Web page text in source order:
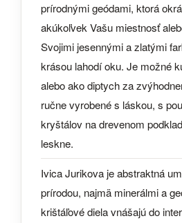
prírodnými geódami, ktorá
akúkoľvek Vašu miestnosť
Svojimi jesennými a zlatými
krásou lahodí oku. Je možné
alebo ako diptych za
ručne vyrobené s láskou, s
kryštálov na drevenom
leskne.
Ivica Jurikova je abstraktná
prírodou, najmä minerálmi a
krištáľové diela vnášajú do